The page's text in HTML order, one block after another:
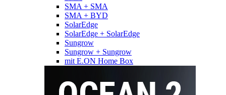
SMA + SMA
SMA + BYD
SolarEdge
SolarEdge + SolarEdge
Sungrow
Sungrow + Sungrow
mit E.ON Home Box